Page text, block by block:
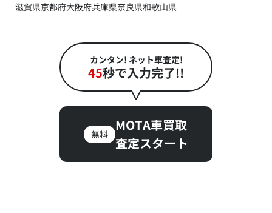
滋賀県京都府大阪府兵庫県奈良県和歌山県
カンタン! ネット車査定!
45秒で入力完了!!
無料
MOTA車買取
査定スタート